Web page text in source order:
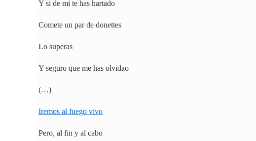
Y si de mi te has hartado
Comete un par de donettes
Lo superas
Y seguro que me has olvidao
(…)
Iremos al fuego vivo
Pero, al fin y al cabo